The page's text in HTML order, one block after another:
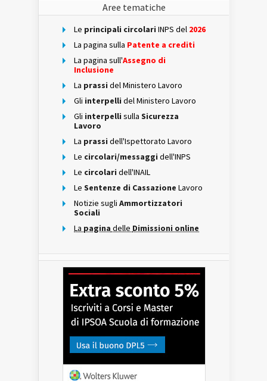
Aree tematiche
Le principali circolari INPS del 2026
La pagina sulla Patente a crediti
La pagina sull'Assegno di
Inclusione
La prassi del Ministero Lavoro
Gli interpelli del Ministero Lavoro
Gli interpelli sulla Sicurezza
Lavoro
La prassi dell'Ispettorato Lavoro
Le circolari/messaggi dell'INPS
Le circolari dell'INAIL
Le Sentenze di Cassazione Lavoro
Notizie sugli Ammortizzatori
Sociali
La pagina delle Dimissioni online